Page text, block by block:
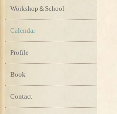
Workshop＆School
Calendar
Profile
Book
Contact